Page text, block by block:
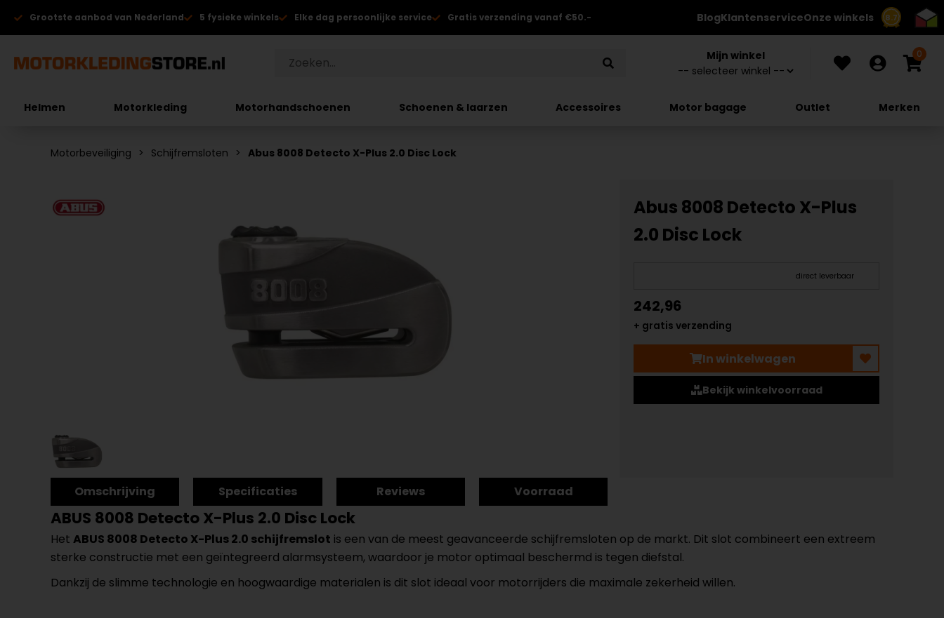
8.7
Grootste aanbod van Nederland 5 fysieke winkels Elke dag persoonlijke service Gratis verzending vanaf €50.- BlogKlantenserviceOnze winkels
Mijn winkel 0
Helmen Motorkleding Motorhandschoenen Schoenen & laarzen Accessoires Motor bagage Outlet Merken
Motorbeveiliging Schijfremsloten Abus 8008 Detecto X-Plus 2.0 Disc Lock
Abus 8008 Detecto X-Plus
2.0 Disc Lock
direct leverbaar
242,96
+ gratis verzending
In winkelwagen
Bekijk winkelvoorraad
Omschrijving Specificaties Reviews Voorraad
ABUS 8008 Detecto X-Plus 2.0 Disc Lock
Het ABUS 8008 Detecto X-Plus 2.0 schijfremslot is een van de meest geavanceerde schijfremsloten op de markt. Dit slot combineert een extreem
sterke constructie met een geïntegreerd alarmsysteem, waardoor je motor optimaal beschermd is tegen diefstal.
Dankzij de slimme technologie en hoogwaardige materialen is dit slot ideaal voor motorrijders die maximale zekerheid willen.